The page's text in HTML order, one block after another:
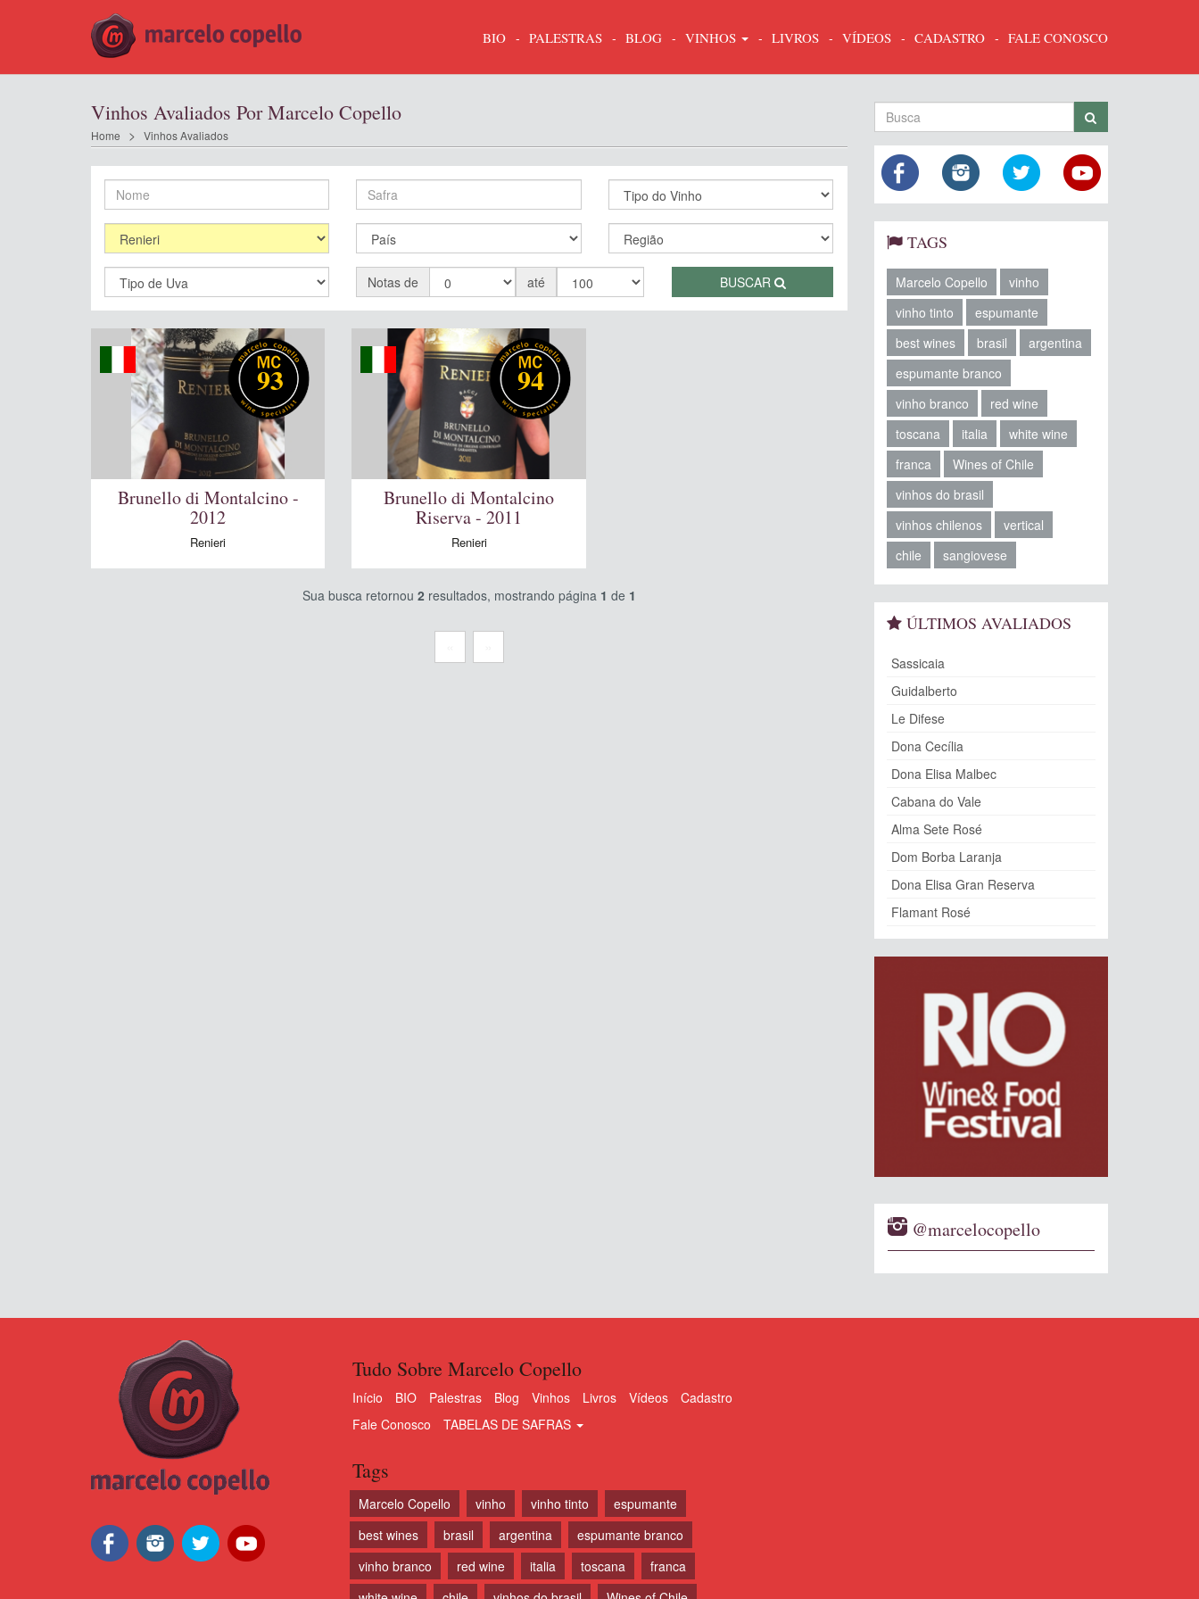
BIO PALESTRAS BLOG VINHOS LIVROS VÍDEOS CADASTRO FALE CONOSCO
Vinhos Avaliados Por Marcelo Copello
Home Vinhos Avaliados
Notas de até BUSCAR
93
Brunello di Montalcino -
2012
Renieri
94
Brunello di Montalcino
Riserva - 2011
Renieri
Sua busca retornou 2resultados, mostrando página 1 de 1
TAGS
Marcelo Copello
vinho
vinho tinto
espumante
best wines
brasil
argentina
espumante branco
vinho branco
red wine
toscana
italia
white wine
franca
Wines of Chile
vinhos do brasil
vinhos chilenos
vertical
chile
sangiovese
ÚLTIMOS AVALIADOS
Sassicaia
Guidalberto
Le Difese
Dona Cecília
Dona Elisa Malbec
Cabana do Vale
Alma Sete Rosé
Dom Borba Laranja
Dona Elisa Gran Reserva
Flamant Rosé
@marcelocopello
Tudo Sobre Marcelo Copello
Início BIO Palestras Blog Vinhos Livros Vídeos
Cadastro
Fale Conosco
TABELAS DE SAFRAS
Tags
Marcelo Copello vinho vinho tinto
espumante
best wines
brasil argentina
espumante branco
vinho branco
red wine italia toscana
franca